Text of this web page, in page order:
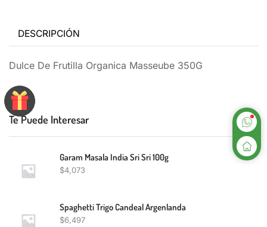
DESCRIPCIÓN
Dulce De Frutilla Organica Masseube 350G
Te Puede Interesar
Garam Masala India Sri Sri 100g
$4,073
Spaghetti Trigo Candeal Argenlanda
$6,497